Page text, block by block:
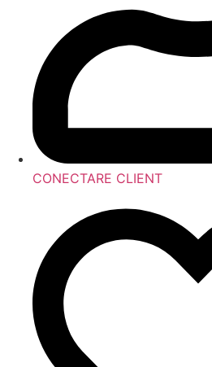
CONECTARE CLIENT